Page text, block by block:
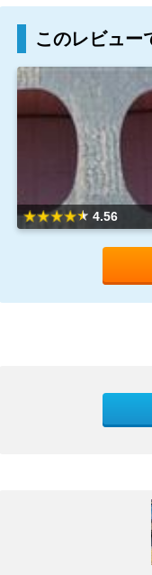
このレビュー
4.56